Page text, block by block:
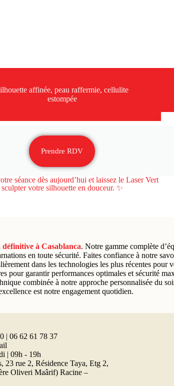
affinée, peau raffermie, cellulite
estompée
Prendre RDV
séance dès aujourd’hui et laissez le Laser Vert
sculpter votre silhouette en douceur. ✨
à Casablanca. Notre gamme complète
en toute sécurité. Faites confiance à notre
dans les technologies les plus récentes
pour garantir performances optimales et sécurité
combinée à notre approche personnalisée du
est notre engagement quotidien.
| 06 62 61 78 37
| 09h - 19h
23 rue 2, Résidence Taya, Etg 2,
Oliveri Maârif) Racine –